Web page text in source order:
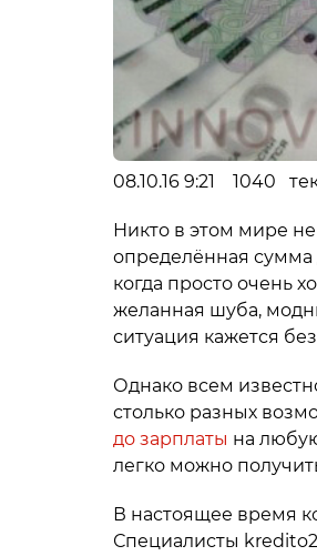
08.10.16 9:21 1040
Никто в этом мире не
определённая сумма
когда просто очень
желанная шуба,
ситуация кажется
Однако всем
столько разных
до зарплаты на
легко можно
В настоящее время
Специалисты